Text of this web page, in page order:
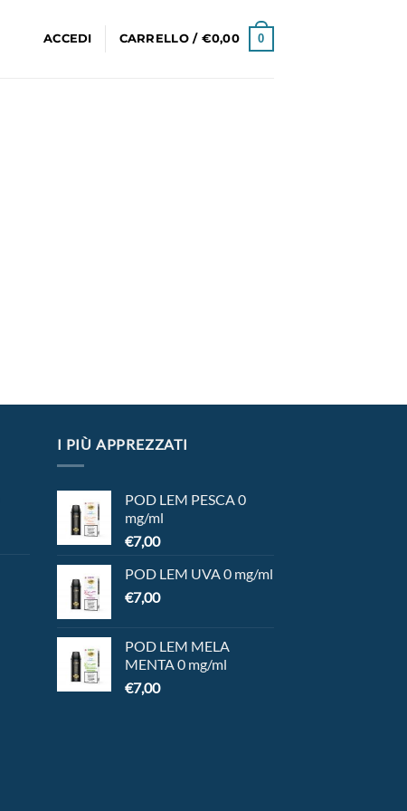
ACCEDI CARRELLO / €0,00 0
I PIÙ APPREZZATI
POD LEM PESCA 0
mg/ml
€7,00
POD LEM UVA 0 mg/ml
€7,00
POD LEM MELA
MENTA 0 mg/ml
€7,00